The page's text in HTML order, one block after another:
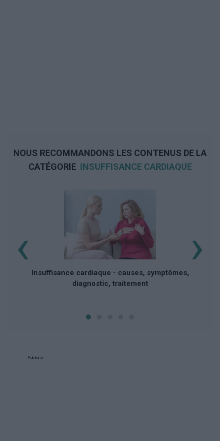
NOUS RECOMMANDONS LES CONTENUS DE LA
CATÉGORIE INSUFFISANCE CARDIAQUE
Insuffisance cardiaque - causes, symptômes,
diagnostic, traitement
‹ ›
Publicité: